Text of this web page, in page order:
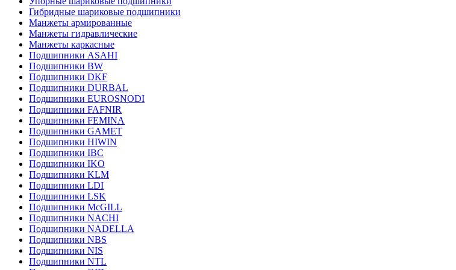
Гибридные шариковые подшипники
Манжеты армированные
Манжеты гидравлические
Манжеты каркасные
Подшипники ASAHI
Подшипники BW
Подшипники DKF
Подшипники DURBAL
Подшипники EUROSNODI
Подшипники FAFNIR
Подшипники FEMINA
Подшипники GAMET
Подшипники HIWIN
Подшипники IBC
Подшипники IKO
Подшипники KLM
Подшипники LDI
Подшипники LSK
Подшипники McGILL
Подшипники NACHI
Подшипники NADELLA
Подшипники NBS
Подшипники NIS
Подшипники NTL